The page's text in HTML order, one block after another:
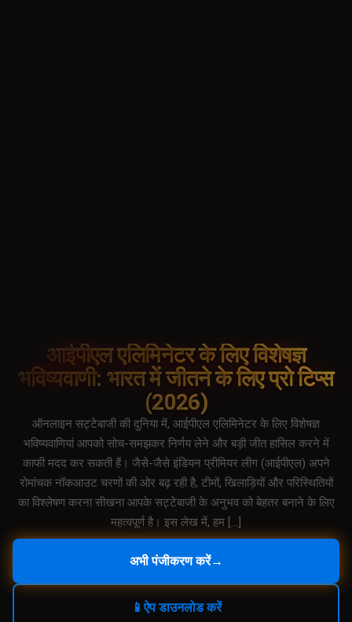
आईपीएल एलिमिनेटर के लिए विशेषज्ञ
भविष्यवाणी: भारत में जीतने के लिए प्रो टिप्स
(2026)
ऑनलाइन सट्टेबाजी की दुनिया में, आईपीएल एलिमिनेटर के लिए विशेषज्ञ
भविष्यवाणियां आपको सोच-समझकर निर्णय लेने और बड़ी जीत हासिल करने में
काफी मदद कर सकती हैं। जैसे-जैसे इंडियन प्रीमियर लीग (आईपीएल) अपने
रोमांचक नॉकआउट चरणों की ओर बढ़ रही है, टीमों, खिलाड़ियों और परिस्थितियों
का विश्लेषण करना सीखना आपके सट्टेबाजी के अनुभव को बेहतर बनाने के लिए
महत्वपूर्ण है। इस लेख में, हम […]
अभी पंजीकरण करें→
📱ऐप डाउनलोड करें